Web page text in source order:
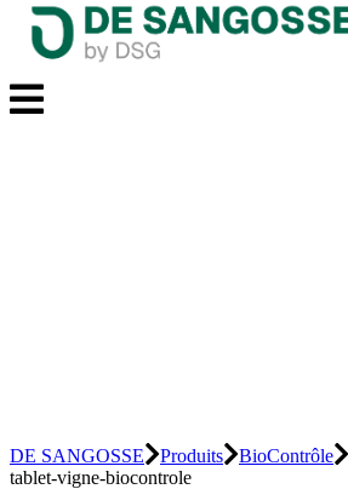
DE SANGOSSE Produits BioContrôle
tablet-vigne-biocontrole